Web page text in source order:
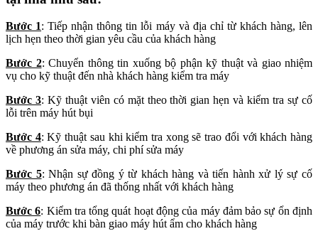
Bước 1: Tiếp nhận thông tin lỗi máy và địa chỉ từ khách hàng, lên
lịch hẹn theo thời gian yêu cầu của khách hàng
Bước 2: Chuyển thông tin xuống bộ phận kỹ thuật và giao nhiệm
vụ cho kỹ thuật đến nhà khách hàng kiểm tra máy
Bước 3: Kỹ thuật viên có mặt theo thời gian hẹn và kiểm tra sự cố
lỗi trên máy hút bụi
Bước 4: Kỹ thuật sau khi kiểm tra xong sẽ trao đổi với khách hàng
về phương án sửa máy, chi phí sửa máy
Bước 5: Nhận sự đồng ý từ khách hàng và tiến hành xử lý sự cố
máy theo phương án đã thống nhất với khách hàng
Bước 6: Kiểm tra tổng quát hoạt động của máy đảm bảo sự ổn định
của máy trước khi bàn giao máy hút ẩm cho khách hàng